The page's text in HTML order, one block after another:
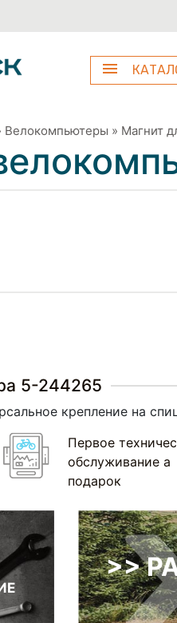
Велокомпьютеры » Магнит
5-244265
крепление на
Первое
обслуживание а
подарок
>>